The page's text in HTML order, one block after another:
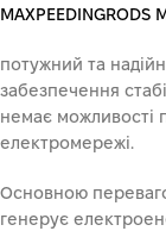
MAXPEEDINGRODS
потужний та
забезпечення
немає можливості
електромережі.
Основною
генерує